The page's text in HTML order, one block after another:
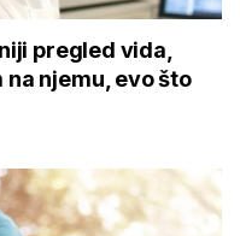
pregled vida,
njemu, evo što